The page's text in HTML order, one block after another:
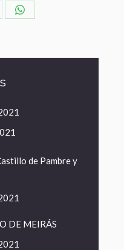
de Pambre y
DE MEIRÁS